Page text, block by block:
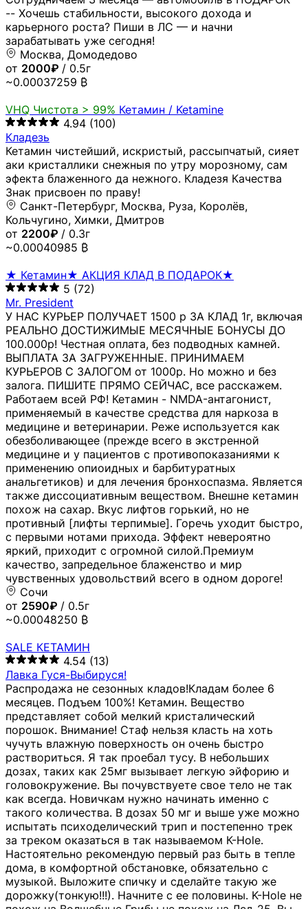
-- Хочешь стабильности, высокого дохода и
карьерного роста? Пиши в ЛС — и начни
зарабатывать уже сегодня!
Москва, Домодедово
от 2000₽ / 0.5г
~0.00037259 ₿
VHQ Чистота > 99% Кетамин / Ketamine
4.94 (100)
Кладезь
Кетамин чистейший, искристый, рассыпчатый, сияет
аки кристаллики снежныя по утру морозному, сам
эфекта блаженного да нежного. Кладезя Качества
Знак присвоен по праву!
Санкт-Петербург, Москва, Руза, Королёв,
Кольчугино, Химки, Дмитров
от 2200₽ / 0.3г
~0.00040985 ₿
★ Кетамин★ АКЦИЯ КЛАД В ПОДАРОК★
5 (72)
Mr. President
У НАС КУРЬЕР ПОЛУЧАЕТ 1500 р ЗА КЛАД 1г, включая
РЕАЛЬНО ДОСТИЖИМЫЕ МЕСЯЧНЫЕ БОНУСЫ ДО
100.000р! Честная оплата, без подводных камней.
ВЫПЛАТА ЗА ЗАГРУЖЕННЫЕ. ПРИНИМАЕМ
КУРЬЕРОВ С ЗАЛОГОМ от 1000р. Но можно и без
залога. ПИШИТЕ ПРЯМО СЕЙЧАС, все расскажем.
Работаем всей РФ! Кетамин - NMDA-антагонист,
применяемый в качестве средства для наркоза в
медицине и ветеринарии. Реже используется как
обезболивающее (прежде всего в экстренной
медицине и у пациентов с противопоказаниями к
применению опиоидных и барбитуратных
анальгетиков) и для лечения бронхоспазма. Является
также диссоциативным веществом. Внешне кетамин
похож на сахар. Вкус лифтов горький, но не
противный [лифты терпимые]. Горечь уходит быстро,
с первыми нотами прихода. Эффект невероятно
яркий, приходит с огромной силой.Премиум
качество, запредельное блаженство и мир
чувственных удовольствий всего в одном дороге!
Сочи
от 2590₽ / 0.5г
~0.00048250 ₿
SALE КЕТАМИН
4.54 (13)
Лавка Гуся-Выбируся!
Распродажа не сезонных кладов!Кладам более 6
месяцев. Подъем 100%! Кетамин. Вещество
представляет собой мелкий кристалический
порошок. Внимание! Стаф нельзя класть на хоть
чучуть влажную поверхность он очень быстро
раствориться. Я так проебал тусу. В небольших
дозах, таких как 25мг вызывает легкую эйфорию и
головокружение. Вы почувствуете свое тело не так
как всегда. Новичкам нужно начинать именно с
такого количества. В дозах 50 мг и выше уже можно
испытать психоделический трип и постепенно трек
за треком оказаться в так называемом К-Hole.
Настоятельно рекомендую первый раз быть в тепле
дома, в комфортной обстановке, обязательно с
музыкой. Выложите спичку и сделайте такую же
дорожку(тонкую!!!). Начните с ее половины. K-Hole не